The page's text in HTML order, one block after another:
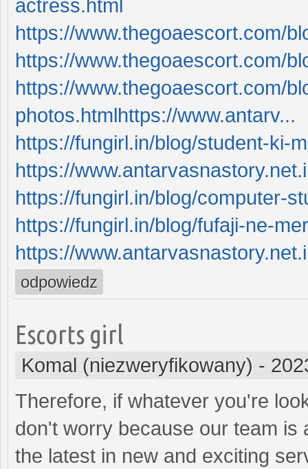
actress.html
https://www.thegoaescort.com/
https://www.thegoaescort.com/
https://www.thegoaescort.com/
photos.htmlhttps://www.antarv...
https://fungirl.in/blog/student-ki-
https://
https://fungirl.in/blog/computer-
https://fungirl.in/blog/fufaji-ne-
https://
odpowiedz
Escorts girl
Komal (niezweryfikowany) -
Therefore, if whatever you're
don't worry because our team
the latest in new and exciting